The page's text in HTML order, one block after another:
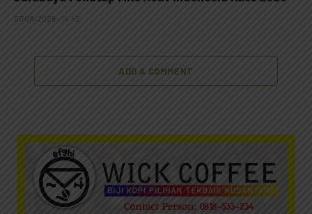
07/08/2026 - 14:42
ADD A COMMENT